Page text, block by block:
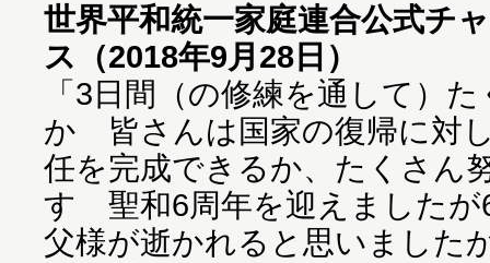
世界平和統一家庭連合公式チ
ス（2018年9月28日）
「3日間（の修練を通して）
か 皆さんは国家の復帰に対
任を完成できるか、たくさん
す 聖和6周年を迎えました
父様が逝かれると思いまし